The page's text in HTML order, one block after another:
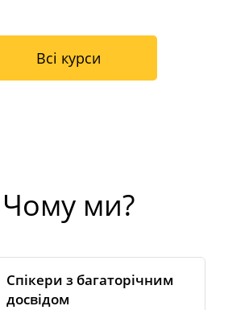
Всі курси
Чому ми?
Спікери з багаторічним
досвідом